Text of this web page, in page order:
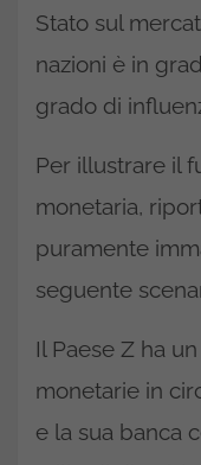
Stato sul
nazioni è in
grado di
Per illustrare il
monetaria,
puramente
seguente
Il Paese Z ha
monetarie in
e la sua banca